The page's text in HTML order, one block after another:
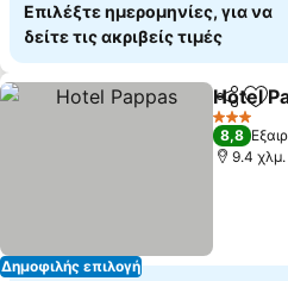
Επιλέξτε ημερομηνίες, για να
δείτε τις ακριβείς τιμές
Δημοφιλής επιλογή
Hotel
3 Αστέρια
8,8
9.4